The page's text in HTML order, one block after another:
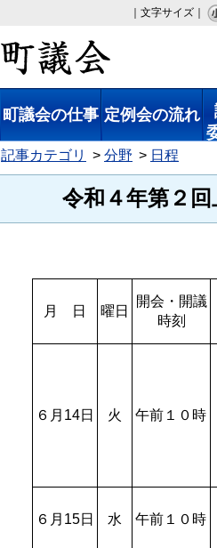
｜文字サイズ｜
町議会の仕事 定例会の流れ
記事カテゴリ 分野 日程
令和４年第２
月 日 曜日
開会・開議
時刻
６月14日 火 午前１０時
６月15日 水 午前１０時